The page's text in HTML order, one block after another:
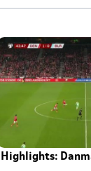
Highlights: